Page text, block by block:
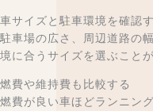
車サイズと駐車環境を確認
駐車場の広さ、周辺道路の
境に合うサイズを選ぶこと
燃費や維持費も比較する
燃費が良い車ほどランニン